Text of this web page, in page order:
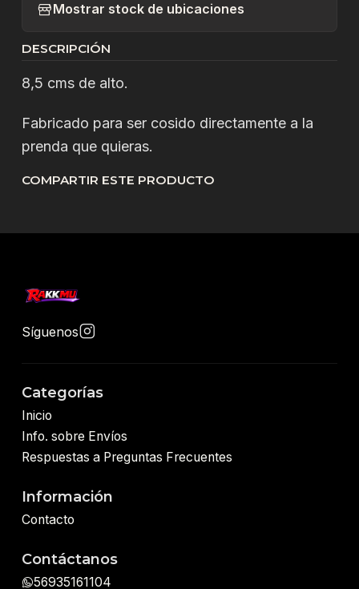
Mostrar stock de ubicaciones
DESCRIPCIÓN
8,5 cms de alto.
Fabricado para ser cosido directamente a la
prenda que quieras.
COMPARTIR ESTE PRODUCTO
Síguenos
Categorías
Inicio
Info. sobre Envíos
Respuestas a Preguntas Frecuentes
Información
Contacto
Contáctanos
56935161104